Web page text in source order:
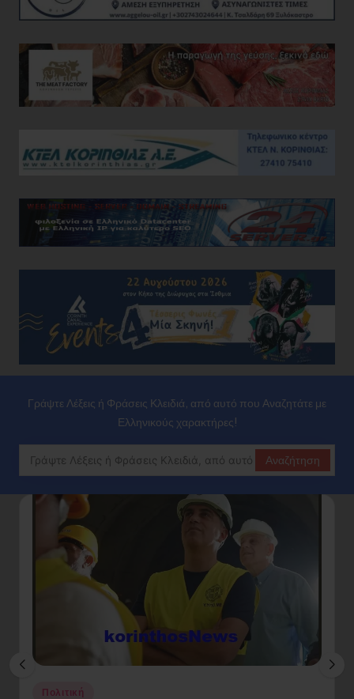
Γράψτε Λέξεις ή Φράσεις Κλειδιά, από αυτό που Αναζητάτε με
Ελληνικούς χαρακτήρες!
Αναζήτηση
Posted
Πολιτική